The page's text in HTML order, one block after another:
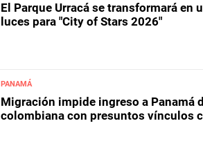
El Parque Urracá se transformará en
luces para "City of Stars 2026"
PANAMÁ
Migración impide ingreso a Panamá
colombiana con presuntos vínculos